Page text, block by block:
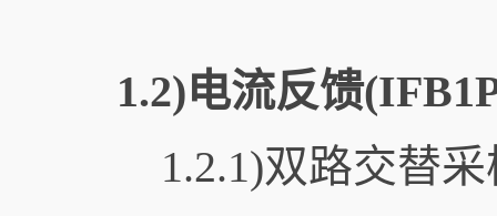
1.2)电流反馈
1.2.1)双路交替